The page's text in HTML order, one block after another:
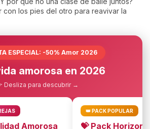
con los pies del otro para reavivar la
ESPECIAL: -50% Amor 2026
amorosa en 2026
Desliza para descubrir →
Amorosa
👑 PACK POPULAR
💝 Pack